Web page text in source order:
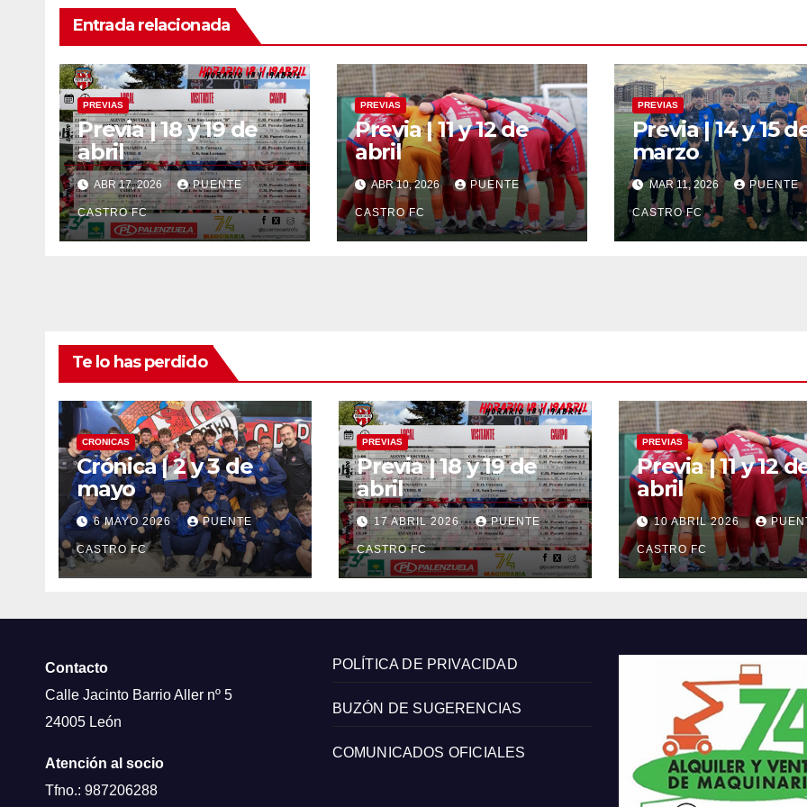
Entrada relacionada
PREVIAS
Previa | 18 y 19 de
abril
ABR 17, 2026 PUENTE
CASTRO FC
PREVIAS
Previa | 11 y 12 de
abril
ABR 10, 2026 PUENTE
CASTRO FC
PREVIAS
Previa | 14 y 15
marzo
MAR 11, 2026 PUENTE
CASTRO FC
Te lo has perdido
CRONICAS
Crónica | 2 y 3 de
mayo
6 MAYO 2026 PUENTE
CASTRO FC
PREVIAS
Previa | 18 y 19 de
abril
17 ABRIL 2026 PUENTE
CASTRO FC
PREVIAS
Previa | 11 y 12
abril
10 ABRIL 2026
CASTRO FC
Contacto
Calle Jacinto Barrio Aller nº 5
24005 León
Atención al socio
Tfno.: 987206288
POLÍTICA DE PRIVACIDAD
BUZÓN DE SUGERENCIAS
COMUNICADOS OFICIALES